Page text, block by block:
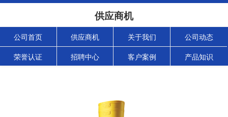
供应商机
公司首页 供应商机 关于我们 公司动态
荣誉认证 招聘中心 客户案例 产品知识